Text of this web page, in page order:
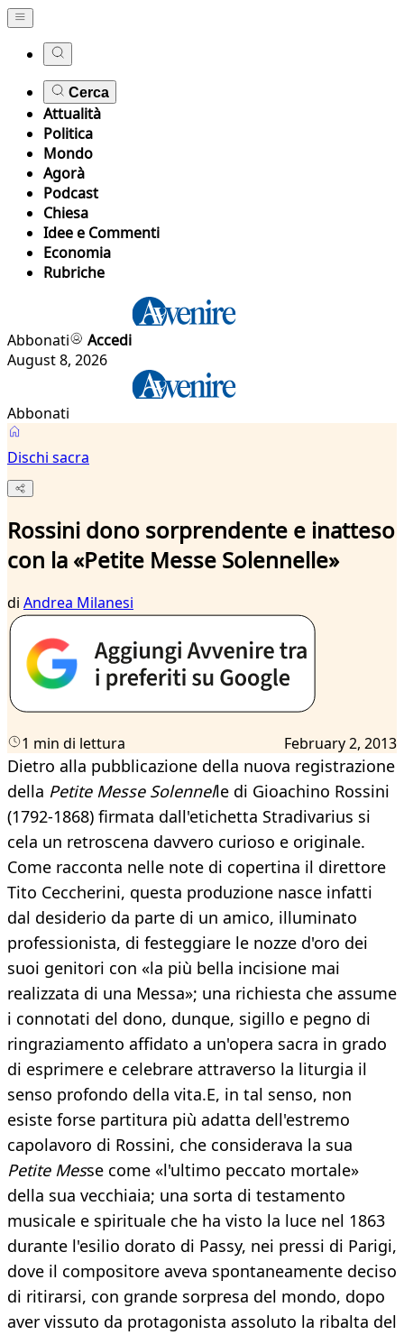
Cerca
Attualità
Politica
Mondo
Agorà
Podcast
Chiesa
Idee e Commenti
Economia
Rubriche
Abbonati
Accedi
August 8, 2026
Abbonati
Dischi sacra
Rossini dono sorprendente e inatteso
con la «Petite Messe Solennelle»
di Andrea Milanesi
1 min di lettura February 2, 2013
Dietro alla pubblicazione della nuova registrazione
della Petite Messe Solennelle di Gioachino Rossini
(1792-1868) firmata dall'etichetta Stradivarius si
cela un retroscena davvero curioso e originale.
Come racconta nelle note di copertina il direttore
Tito Ceccherini, questa produzione nasce infatti
dal desiderio da parte di un amico, illuminato
professionista, di festeggiare le nozze d'oro dei
suoi genitori con «la più bella incisione mai
realizzata di una Messa»; una richiesta che assume
i connotati del dono, dunque, sigillo e pegno di
ringraziamento affidato a un'opera sacra in grado
di esprimere e celebrare attraverso la liturgia il
senso profondo della vita.E, in tal senso, non
esiste forse partitura più adatta dell'estremo
capolavoro di Rossini, che considerava la sua
Petite Messe come «l'ultimo peccato mortale»
della sua vecchiaia; una sorta di testamento
musicale e spirituale che ha visto la luce nel 1863
durante l'esilio dorato di Passy, nei pressi di Parigi,
dove il compositore aveva spontaneamente deciso
di ritirarsi, con grande sorpresa del mondo, dopo
aver vissuto da protagonista assoluto la ribalta del